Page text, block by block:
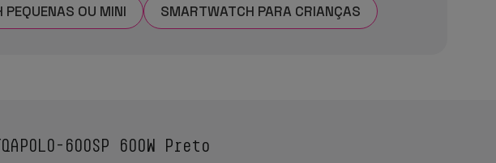
OU MINI SMARTWATCH PARA CRIANÇAS
600SP 600W Preto